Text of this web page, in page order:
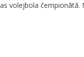
volejbola